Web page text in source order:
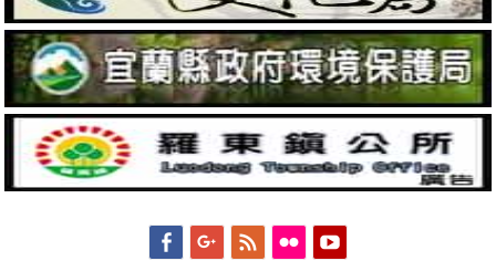
FacebookGoogleplus
Feed Flickr